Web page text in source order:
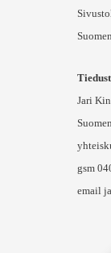
Jari
gsm
email